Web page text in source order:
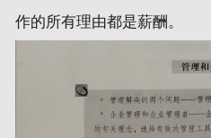
作的所有理由都是薪酬。